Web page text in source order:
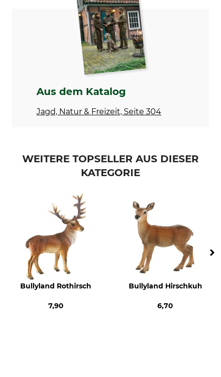
Modellbezeichnung
Aus dem Katalog
Jagd, Natur & Freizeit, Seite 304
WEITERE TOPSELLER AUS DIESER
KATEGORIE
Bullyland Rothirsch
7,90
Bullyland Hirschkuh
6,70